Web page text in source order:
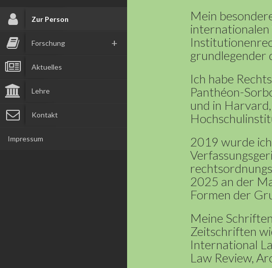
Zur Person
Forschung
Aktuelles
Lehre
Kontakt
Impressum
Mein
internationalen
grundlegender
Ich habe
Panthéon-
und in
2019 wurde
2025 an der
Formen der
Meine
Zeitschriften
International
Law Review,